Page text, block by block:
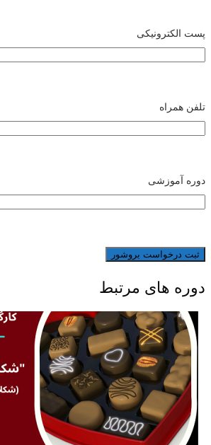
پست الکترونیکی
تلفن همراه
دوره آموزشی
دوره های مرتبط